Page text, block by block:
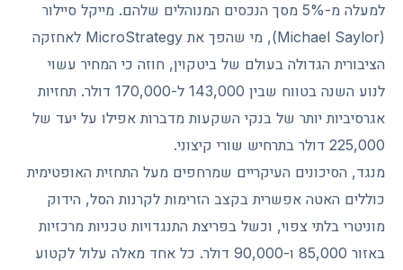
למעלה מ-5% מסך הנכסים המנוהלים שלהם. מייקל סיילור
(Michael Saylor), מי שהפך את MicroStrategy לאחזקה
הציבורית הגדולה בעולם של ביטקוין, חוזה כי המחיר עשוי
לנוע השנה בטווח שבין 143,000 ל-170,000 דולר. תחזיות
אגרסיביות יותר של בנקי השקעות מדברות אפילו על יעד של
225,000 דולר בתרחיש שורי קיצוני.
מנגד, הסיכונים העיקריים שמרחפים מעל התחזית האופטימית
כוללים האטה אפשרית בקצב הזרימות לקרנות הסל, הידוק
מוניטרי בלתי צפוי, וכשל בפריצת התנגדויות טכניות מרכזיות
באזור 85,000 ו-90,000 דולר. כל אחד מאלה עלול לקטוע